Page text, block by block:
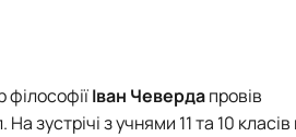
філософіїІван Чевердапровів
зустрічі з учнями 11 та 10 класів